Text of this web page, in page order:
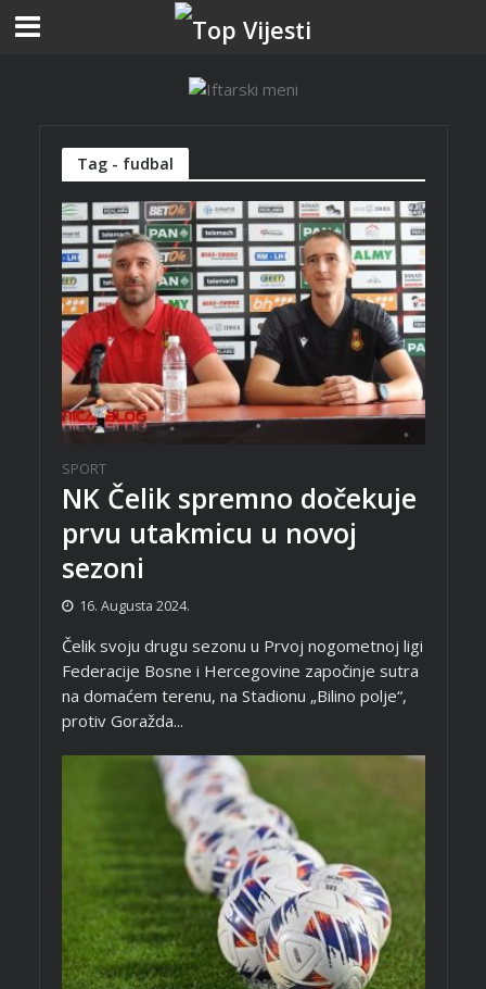
Tag - fudbal
SPORT
NK Čelik spremno dočekuje
prvu utakmicu u novoj
sezoni
16. Augusta 2024.
Čelik svoju drugu sezonu u Prvoj nogometnoj ligi
Federacije Bosne i Hercegovine započinje sutra
na domaćem terenu, na Stadionu „Bilino polje“,
protiv Goražda...